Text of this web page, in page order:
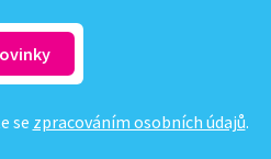
se zpracováním osobních údajů.